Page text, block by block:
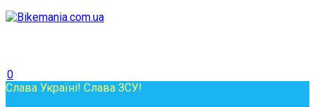
0
Слава Україні! Слава ЗСУ!